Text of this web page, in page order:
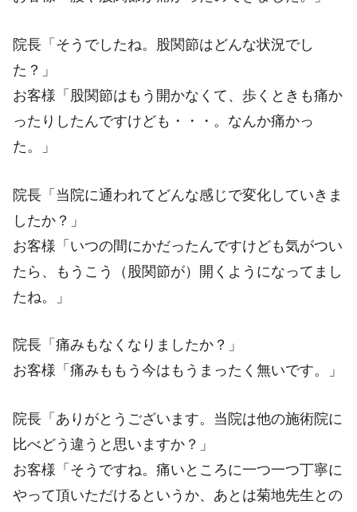
院長「そうでしたね。股関節はどんな状況でし
た？」
お客様「股関節はもう開かなくて、歩くときも痛か
ったりしたんですけども・・・。なんか痛かっ
た。」
院長「当院に通われてどんな感じで変化していきま
したか？」
お客様「いつの間にかだったんですけども気がつい
たら、もうこう（股関節が）開くようになってまし
たね。」
院長「痛みもなくなりましたか？」
お客様「痛みももう今はもうまったく無いです。」
院長「ありがとうございます。当院は他の施術院に
比べどう違うと思いますか？」
お客様「そうですね。痛いところに一つ一つ丁寧に
やって頂いただけるというか、あとは菊地先生との